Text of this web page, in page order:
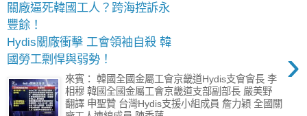
關廠逼死韓國工人？跨海控訴永
豐餘！
Hydis關廠衝擊 工會領袖自殺 韓
國勞工剽悍與弱勢！
›
來賓： 韓國全國金屬工會京畿道Hydis支會會長 李
相穆 韓國全國金屬工會京畿道支部副部長 嚴美野
翻譯 申聖贊 台灣Hydis支援小組成員 詹力穎 全國關